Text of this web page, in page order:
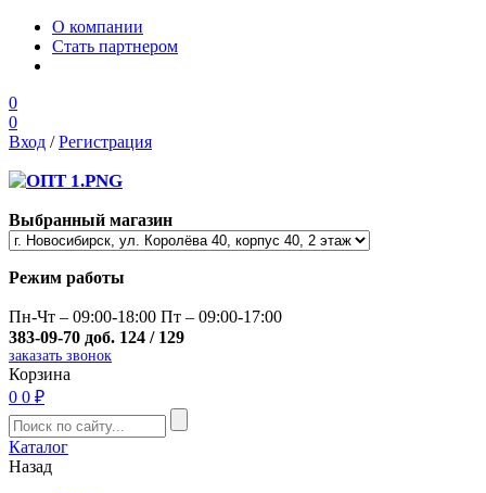
О компании
Стать партнером
0
0
Вход /Регистрация
Выбранный магазин
Режим работы
Пн-Чт – 09:00-18:00 Пт – 09:00-17:00
383-09-70 доб. 124 / 129
заказать звонок
Корзина
0 0 ₽
Каталог
Назад